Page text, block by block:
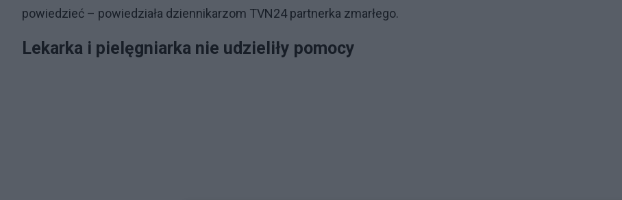
powiedzieć – powiedziała dziennikarzom TVN24 partnerka zmarłego.
Lekarka i pielęgniarka nie udzieliły pomocy